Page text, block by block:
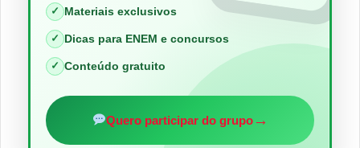
✓ Materiais exclusivos
✓ Dicas para ENEM e concursos
✓ Conteúdo gratuito
Quero participar do grupo→